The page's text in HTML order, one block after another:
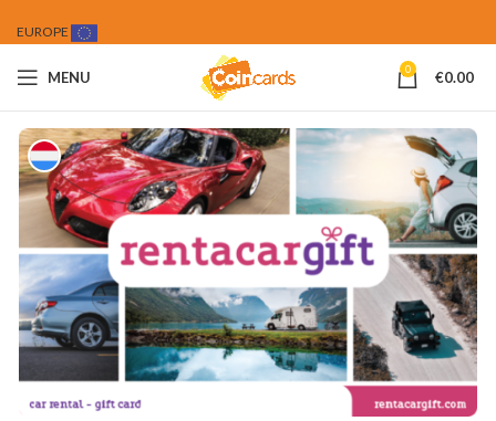
EUROPE
MENU 0 €0.00